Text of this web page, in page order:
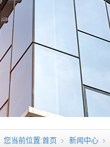
您当前位置:首页 新闻中心